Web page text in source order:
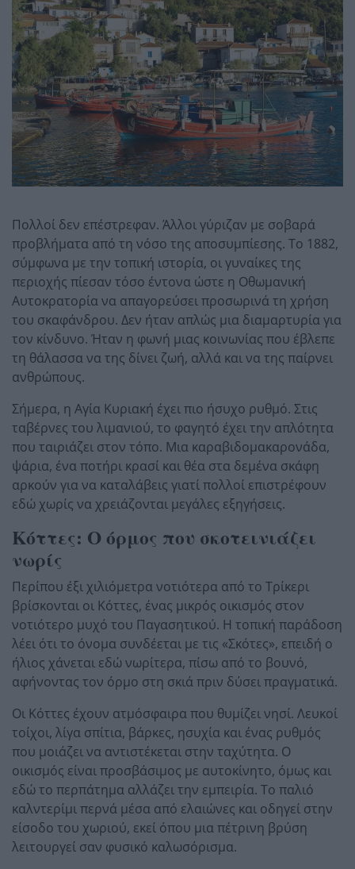
Πολλοί δεν επέστρεφαν. Άλλοι γύριζαν με σοβαρά
προβλήματα από τη νόσο της αποσυμπίεσης. Το 1882,
σύμφωνα με την τοπική ιστορία, οι γυναίκες της
περιοχής πίεσαν τόσο έντονα ώστε η Οθωμανική
Αυτοκρατορία να απαγορεύσει προσωρινά τη χρήση
του σκαφάνδρου. Δεν ήταν απλώς μια διαμαρτυρία για
τον κίνδυνο. Ήταν η φωνή μιας κοινωνίας που έβλεπε
τη θάλασσα να της δίνει ζωή, αλλά και να της παίρνει
ανθρώπους.
Σήμερα, η Αγία Κυριακή έχει πιο ήσυχο ρυθμό. Στις
ταβέρνες του λιμανιού, το φαγητό έχει την απλότητα
που ταιριάζει στον τόπο. Μια καραβιδομακαρονάδα,
ψάρια, ένα ποτήρι κρασί και θέα στα δεμένα σκάφη
αρκούν για να καταλάβεις γιατί πολλοί επιστρέφουν
εδώ χωρίς να χρειάζονται μεγάλες εξηγήσεις.
Κόττες: Ο όρμος που σκοτεινιάζει
νωρίς
Περίπου έξι χιλιόμετρα νοτιότερα από το Τρίκερι
βρίσκονται οι Κόττες, ένας μικρός οικισμός στον
νοτιότερο μυχό του Παγασητικού. Η τοπική παράδοση
λέει ότι το όνομα συνδέεται με τις «Σκότες», επειδή ο
ήλιος χάνεται εδώ νωρίτερα, πίσω από το βουνό,
αφήνοντας τον όρμο στη σκιά πριν δύσει πραγματικά.
Οι Κόττες έχουν ατμόσφαιρα που θυμίζει νησί. Λευκοί
τοίχοι, λίγα σπίτια, βάρκες, ησυχία και ένας ρυθμός
που μοιάζει να αντιστέκεται στην ταχύτητα. Ο
οικισμός είναι προσβάσιμος με αυτοκίνητο, όμως και
εδώ το περπάτημα αλλάζει την εμπειρία. Το παλιό
καλντερίμι περνά μέσα από ελαιώνες και οδηγεί στην
είσοδο του χωριού, εκεί όπου μια πέτρινη βρύση
λειτουργεί σαν φυσικό καλωσόρισμα.